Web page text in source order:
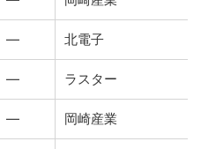
― 北電子
― ラスター
― 岡崎産業